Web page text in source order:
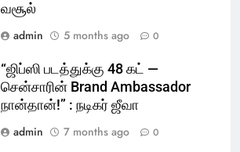
வசூல்
admin
5 months ago 0
“ஜிப்ஸி படத்துக்கு 48 கட் —
சென்சாரின் Brand Ambassador
நான்தான்!” : நடிகர் ஜீவா
admin
7 months ago 0